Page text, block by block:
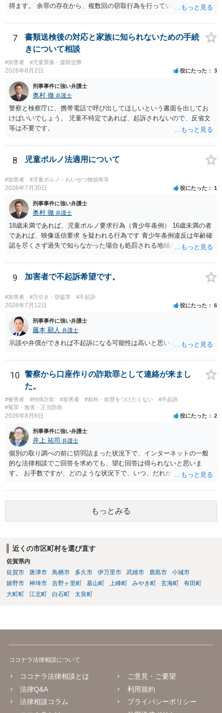
得ます。 余罪の存在から、複数回の窃取行為を行っていたことも悪質
ると思われます。 他方、余罪を含めた全額を弁済していることは、被
害者の経済的損害の回復として有利に斟酌されます。 また、前科前歴
を有しないことも、規範意識が鈍磨しきっているとまでは言えず、有
利な点です。 その他、家族の監督等の情状証拠を適切に提出すること
で、私見ですが、執行猶予判決を視野に入れることが可能な事案と思
われます。 上記、一つの意見として参考ください。
7
書類送検後の対応と家族に知られないための手続
きについて相談
#加害者 #児童買春・援助交際
2026年8月2日 役にたった 3
刑事事件に強い弁護士
奥村 徹 弁護士
警察と検察庁に、携帯電話で呼び出してほしいという書面を出してお
けばいいでしょう。 児童不特定であれば、起訴されないので、反省文
等は不要です。
8 児童ポルノ法適用について
#加害者 #児童ポルノ・わいせつ物頒布等
2026年7月30日 役にたった 1
刑事事件に強い弁護士
奥村 徹 弁護士
18歳未満であれば、児童ポルノ要求行為（青少年条例） 16歳未満の者
であれば、映像送信要求 を疑われる行為です 青少年条例違反は年齢確
認を尽くさず過失で知らなかった場合も処罰される地域があるので、
9 加害者で不起訴希望です。
#加害者 #万引き・窃盗罪 #不起訴
2026年7月12日 役にたった 6
刑事事件に強い弁護士
藤本 顯人 弁護士
示談や弁償ができれば不起訴になる可能性は高いと思います。
10
警察から口座作りの詐欺罪として連絡が来まし
た。
#被害者 #特殊詐欺 #加害者 #前科・前歴をつけたくない
#不起訴
#冤罪・無実・正当防衛
2026年8月6日 役にたった 2
刑事事件に強い弁護士
井上 祐司 弁護士
個別の取り調べの前に切羽詰まった状況下で、インターネットの一般
的な法律相談でご回答を求めても、望む回答は得られないと思いま
す。 お手数ですが、どのような状況下で、いつ、だれからどのような
の程度だと聞いているのかということについて、お近くで詳細な法律
相談を受けられたうえで対処方法を探された方がよいと思われます。
一般論でいえば、任意取り調べの場合、ＩＣレコーダーを持参して取
り調べ内容を録音することは必須だと考えます。
もっとみる
近くの市区町村を選び直す
佐賀県内
佐賀市
唐津市 鳥栖市 多久市 伊万里市 武雄市 鹿島市
小城市
嬉野市
神埼市 吉野ヶ里町 基山町 上峰町 みやき町 玄海町
有田町
大町町
江北町 白石町 太良町
ココナラ法律相談について
ココナラ法律相談とは
法律Q&A
法律相談コラム
ご意見・ご要望
利用規約
プライバシーポリシー